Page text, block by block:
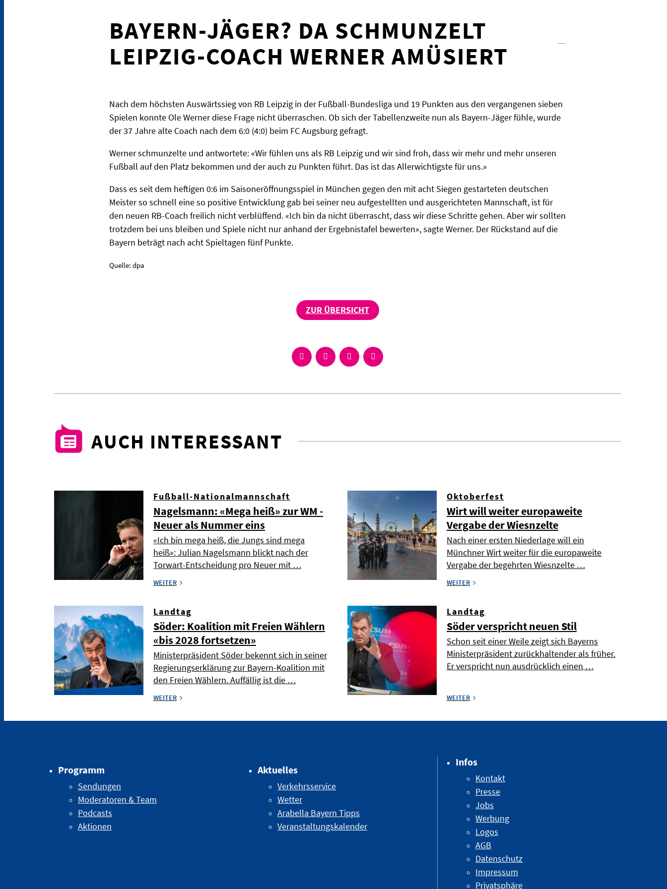
BAYERN-JÄGER? DA SCHMUNZELT
LEIPZIG-COACH WERNER AMÜSIERT
Nach dem höchsten Auswärtssieg von RB Leipzig in der Fußball-Bundesliga und 19 Punkten aus den vergangenen sieben
Spielen konnte Ole Werner diese Frage nicht überraschen. Ob sich der Tabellenzweite nun als Bayern-Jäger fühle, wurde
der 37 Jahre alte Coach nach dem 6:0 (4:0) beim FC Augsburg gefragt.
Werner schmunzelte und antwortete: «Wir fühlen uns als RB Leipzig und wir sind froh, dass wir mehr und mehr unseren
Fußball auf den Platz bekommen und der auch zu Punkten führt. Das ist das Allerwichtigste für uns.»
Dass es seit dem heftigen 0:6 im Saisoneröffnungsspiel in München gegen den mit acht Siegen gestarteten deutschen
Meister so schnell eine so positive Entwicklung gab bei seiner neu aufgestellten und ausgerichteten Mannschaft, ist für
den neuen RB-Coach freilich nicht verblüffend. «Ich bin da nicht überrascht, dass wir diese Schritte gehen. Aber wir sollten
trotzdem bei uns bleiben und Spiele nicht nur anhand der Ergebnistafel bewerten», sagte Werner. Der Rückstand auf die
Bayern beträgt nach acht Spieltagen fünf Punkte.
Quelle: dpa
ZUR ÜBERSICHT
AUCH INTERESSANT
Fußball-Nationalmannschaft
Nagelsmann: «Mega heiß» zur WM -
Neuer als Nummer eins
«Ich bin mega heiß, die Jungs sind mega
heiß»: Julian Nagelsmann blickt nach der
Torwart-Entscheidung pro Neuer mit …
WEITER
Oktoberfest
Wirt will weiter europaweite
Vergabe der Wiesnzelte
Nach einer ersten Niederlage will ein
Münchner Wirt weiter für die europaweite
Vergabe der begehrten Wiesnzelte …
WEITER
Landtag
Söder: Koalition mit Freien Wählern
«bis 2028 fortsetzen»
Ministerpräsident Söder bekennt sich in seiner
Regierungserklärung zur Bayern-Koalition mit
den Freien Wählern. Auffällig ist die …
WEITER
Landtag
Söder verspricht neuen Stil
Schon seit einer Weile zeigt sich Bayerns
Ministerpräsident zurückhaltender als früher.
Er verspricht nun ausdrücklich einen …
WEITER
Programm
Sendungen
Moderatoren & Team
Podcasts
Aktionen
Aktuelles
Verkehrsservice
Wetter
Arabella Bayern Tipps
Veranstaltungskalender
Infos
Kontakt
Presse
Jobs
Werbung
Logos
AGB
Datenschutz
Impressum
Privatsphäre